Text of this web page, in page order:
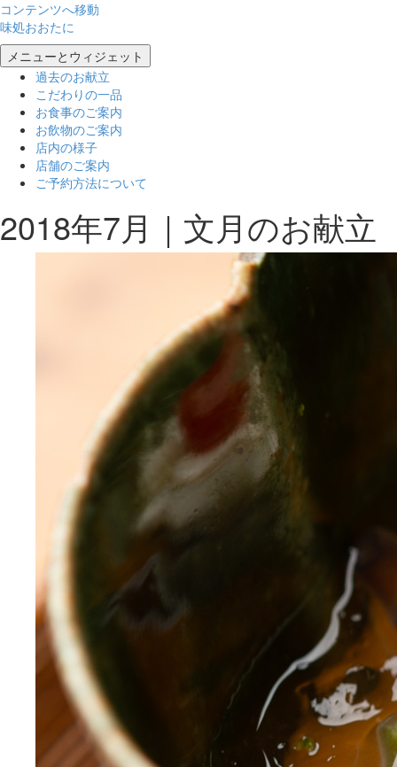
コンテンツへ移動
味処おおたに
メニューとウィジェット
過去のお献立
こだわりの一品
お食事のご案内
お飲物のご案内
店内の様子
店舗のご案内
ご予約方法について
2018年7月｜文月のお献立